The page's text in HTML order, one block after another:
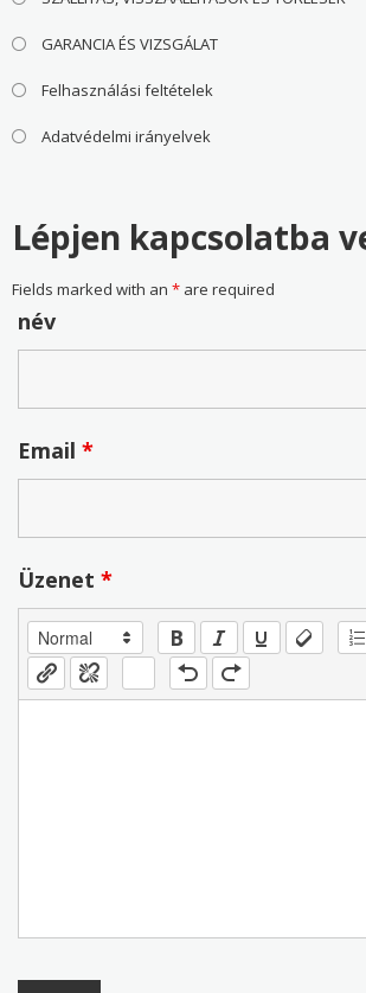
GARANCIA ÉS VIZSGÁLAT
Felhasználási feltételek
Adatvédelmi irányelvek
Lépjen kapcsolatba
Fields marked with an *are required
név
Email *
Üzenet *